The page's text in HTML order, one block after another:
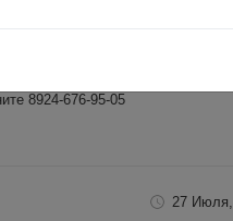
13
8924-676-95-05
27